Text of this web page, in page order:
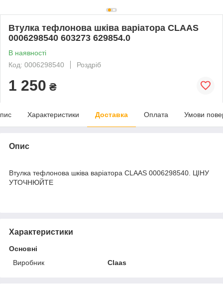
Втулка тефлонова шківа варіатора CLAAS
0006298540 603273 629854.0
В наявності
Код: 0006298540
Роздріб
1 250 ₴
Характеристики Доставка Оплата Умови
Опис
Втулка тефлонова шківа варіатора CLAAS 0006298540. ЦІНУ
УТОЧНЮЙТЕ
Характеристики
Основні
Виробник
Claas